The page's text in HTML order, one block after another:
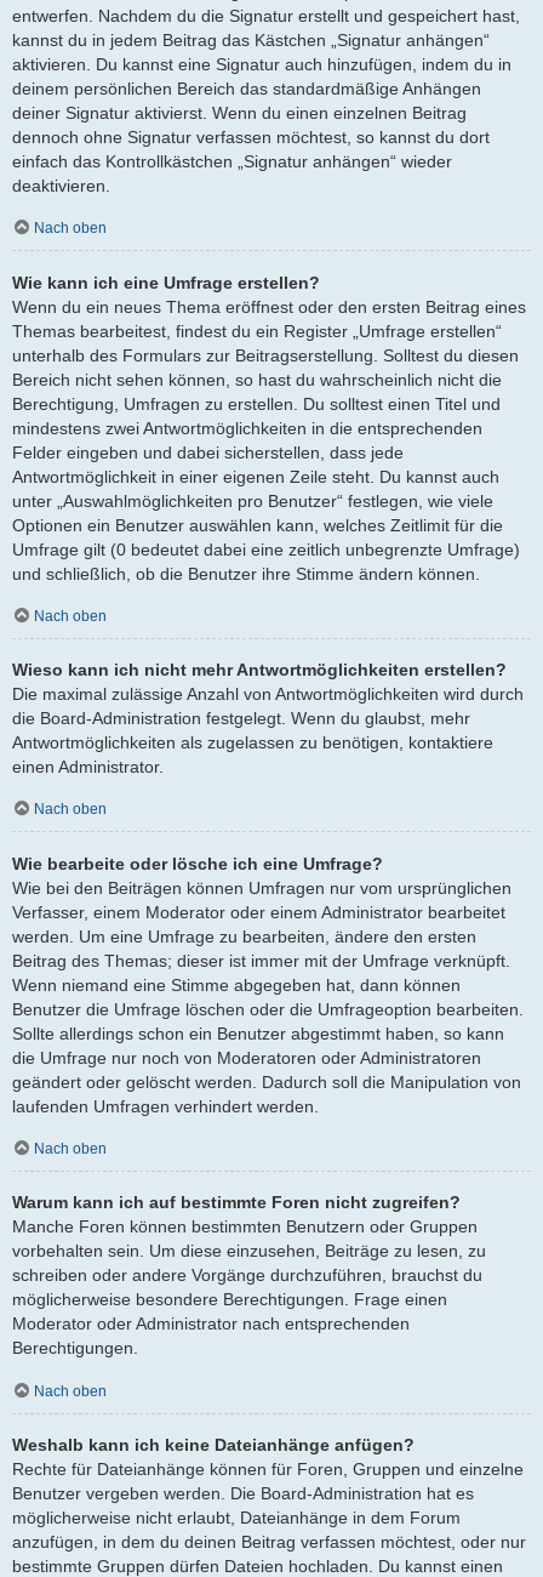
entwerfen. Nachdem du die Signatur erstellt und gespeichert hast,
kannst du in jedem Beitrag das Kästchen „Signatur anhängen“
aktivieren. Du kannst eine Signatur auch hinzufügen, indem du in
deinem persönlichen Bereich das standardmäßige Anhängen
deiner Signatur aktivierst. Wenn du einen einzelnen Beitrag
dennoch ohne Signatur verfassen möchtest, so kannst du dort
einfach das Kontrollkästchen „Signatur anhängen“ wieder
deaktivieren.
Nach oben
Wie kann ich eine Umfrage erstellen?
Wenn du ein neues Thema eröffnest oder den ersten Beitrag eines
Themas bearbeitest, findest du ein Register „Umfrage erstellen“
unterhalb des Formulars zur Beitragserstellung. Solltest du diesen
Bereich nicht sehen können, so hast du wahrscheinlich nicht die
Berechtigung, Umfragen zu erstellen. Du solltest einen Titel und
mindestens zwei Antwortmöglichkeiten in die entsprechenden
Felder eingeben und dabei sicherstellen, dass jede
Antwortmöglichkeit in einer eigenen Zeile steht. Du kannst auch
unter „Auswahlmöglichkeiten pro Benutzer“ festlegen, wie viele
Optionen ein Benutzer auswählen kann, welches Zeitlimit für die
Umfrage gilt (0 bedeutet dabei eine zeitlich unbegrenzte Umfrage)
und schließlich, ob die Benutzer ihre Stimme ändern können.
Nach oben
Wieso kann ich nicht mehr Antwortmöglichkeiten erstellen?
Die maximal zulässige Anzahl von Antwortmöglichkeiten wird durch
die Board-Administration festgelegt. Wenn du glaubst, mehr
Antwortmöglichkeiten als zugelassen zu benötigen, kontaktiere
einen Administrator.
Nach oben
Wie bearbeite oder lösche ich eine Umfrage?
Wie bei den Beiträgen können Umfragen nur vom ursprünglichen
Verfasser, einem Moderator oder einem Administrator bearbeitet
werden. Um eine Umfrage zu bearbeiten, ändere den ersten
Beitrag des Themas; dieser ist immer mit der Umfrage verknüpft.
Wenn niemand eine Stimme abgegeben hat, dann können
Benutzer die Umfrage löschen oder die Umfrageoption bearbeiten.
Sollte allerdings schon ein Benutzer abgestimmt haben, so kann
die Umfrage nur noch von Moderatoren oder Administratoren
geändert oder gelöscht werden. Dadurch soll die Manipulation von
laufenden Umfragen verhindert werden.
Nach oben
Warum kann ich auf bestimmte Foren nicht zugreifen?
Manche Foren können bestimmten Benutzern oder Gruppen
vorbehalten sein. Um diese einzusehen, Beiträge zu lesen, zu
schreiben oder andere Vorgänge durchzuführen, brauchst du
möglicherweise besondere Berechtigungen. Frage einen
Moderator oder Administrator nach entsprechenden
Berechtigungen.
Nach oben
Weshalb kann ich keine Dateianhänge anfügen?
Rechte für Dateianhänge können für Foren, Gruppen und einzelne
Benutzer vergeben werden. Die Board-Administration hat es
möglicherweise nicht erlaubt, Dateianhänge in dem Forum
anzufügen, in dem du deinen Beitrag verfassen möchtest, oder nur
bestimmte Gruppen dürfen Dateien hochladen. Du kannst einen